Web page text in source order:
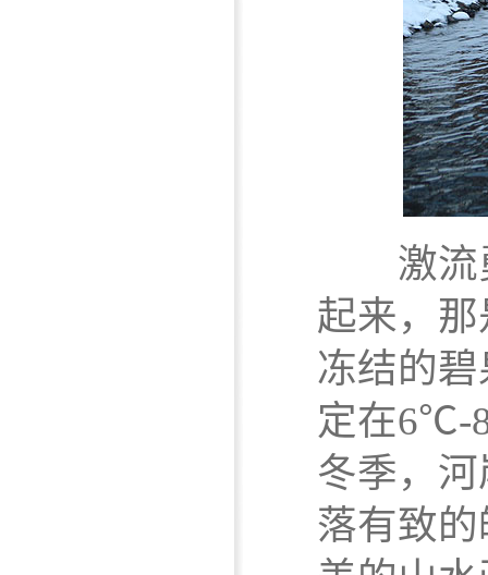
激流勇
起来，
冻结的
定在6℃-
冬季，
落有致